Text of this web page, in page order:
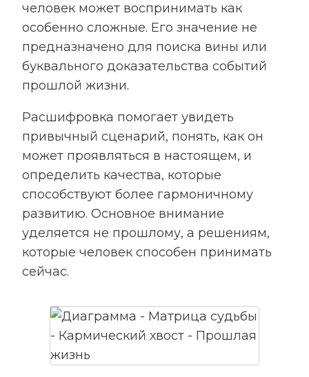
человек может воспринимать как
особенно сложные. Его значение не
предназначено для поиска вины или
буквального доказательства событий
прошлой жизни.
Расшифровка помогает увидеть
привычный сценарий, понять, как он
может проявляться в настоящем, и
определить качества, которые
способствуют более гармоничному
развитию. Основное внимание
уделяется не прошлому, а решениям,
которые человек способен принимать
сейчас.